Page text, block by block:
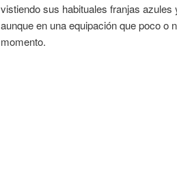
vistiendo sus habituales franjas azules
aunque en una equipación que poco o
momento.